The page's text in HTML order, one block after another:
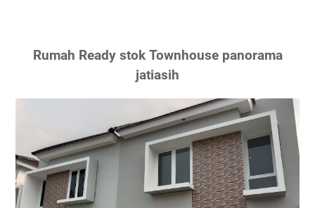
Rumah Ready stok Townhouse panorama
jatiasih